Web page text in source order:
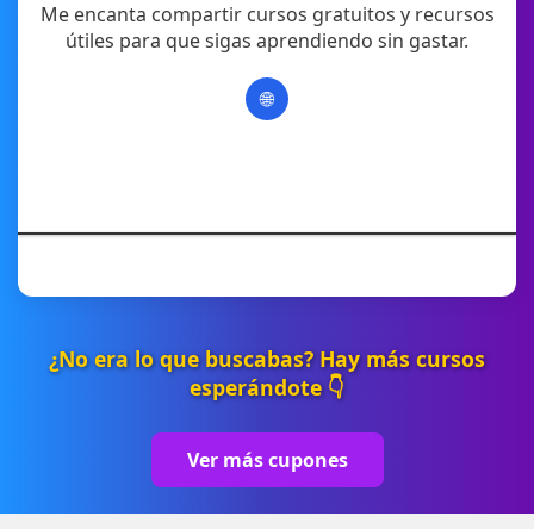
Me encanta compartir cursos gratuitos y recursos
útiles para que sigas aprendiendo sin gastar.
🌐
¿No era lo que buscabas? Hay más cursos
esperándote 👇
Ver más cupones